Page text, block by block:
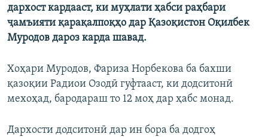
дархост кардааст, ки муҳлати ҳабси раҳбари
ҷамъияти қарақалпоқҳо дар Қазоқистон Оқилбек
Муродов дароз карда шавад.
Хоҳари Муродов, Фариза Норбекова ба бахши
қазоқии Радиои Озодӣ гуфтааст, ки додситонӣ
мехоҳад, бародараш то 12 моҳ дар ҳабс монад.
Дархости додситонӣ дар ин бора ба додгоҳ